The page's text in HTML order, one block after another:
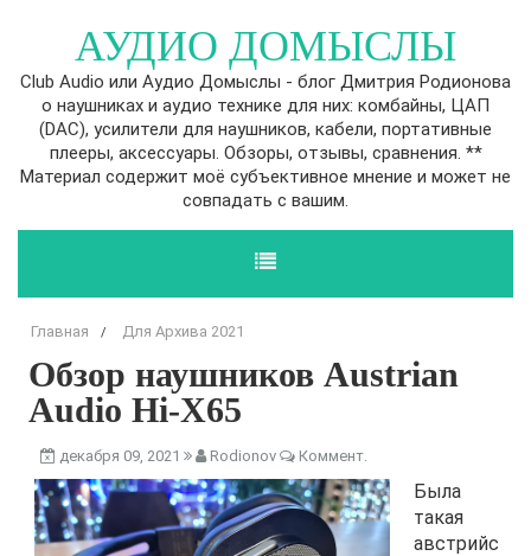
АУДИО ДОМЫСЛЫ
Club Audio или Аудио Домыслы - блог Дмитрия Родионова
о наушниках и аудио технике для них: комбайны, ЦАП
(DAC), усилители для наушников, кабели, портативные
плееры, аксессуары. Обзоры, отзывы, сравнения. **
Материал содержит моё субъективное мнение и может не
совпадать с вашим.
Главная / Для Архива 2021
Обзор наушников Austrian
Audio Hi-X65
декабря 09, 2021 Rodionov Коммент.
Была
такая
австрийс